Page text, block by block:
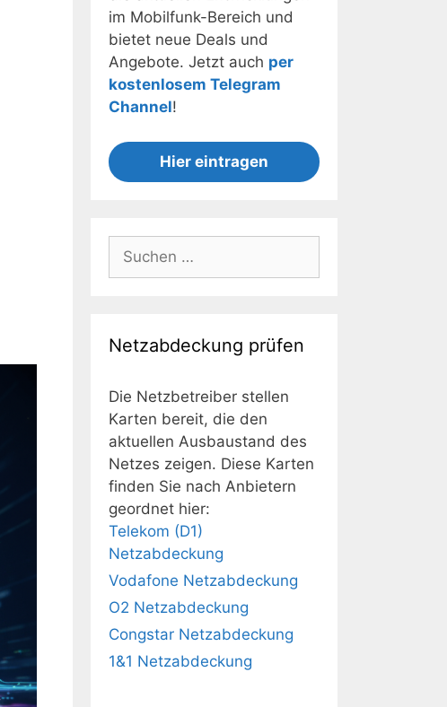
im Mobilfunk-Bereich und
bietet neue Deals und
Angebote. Jetzt auch per
kostenlosem Telegram
Channel!
Hier eintragen
nach:
Netzabdeckung prüfen
Die Netzbetreiber stellen
Karten bereit, die den
aktuellen Ausbaustand des
Netzes zeigen. Diese Karten
finden Sie nach Anbietern
geordnet hier:
Telekom (D1)
Netzabdeckung
Vodafone Netzabdeckung
O2 Netzabdeckung
Congstar Netzabdeckung
1&1 Netzabdeckung